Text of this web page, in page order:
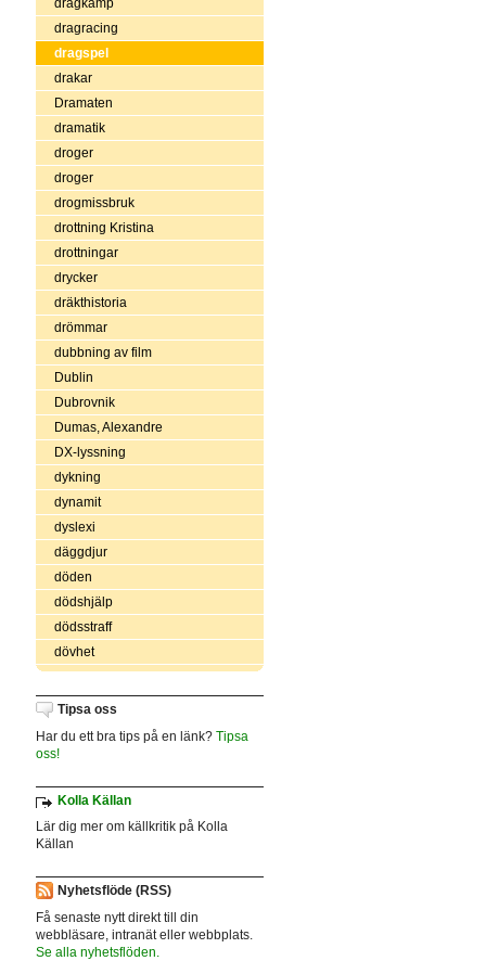
dragkamp
dragracing
dragspel
drakar
Dramaten
dramatik
droger
droger
drogmissbruk
drottning Kristina
drottningar
drycker
dräkthistoria
drömmar
dubbning av film
Dublin
Dubrovnik
Dumas, Alexandre
DX-lyssning
dykning
dynamit
dyslexi
däggdjur
döden
dödshjälp
dödsstraff
dövhet
Tipsa oss
Har du ett bra tips på en länk? Tipsa
oss!
Kolla Källan
Lär dig mer om källkritik på Kolla
Källan
Nyhetsflöde (RSS)
Få senaste nytt direkt till din
webbläsare, intranät eller webbplats.
Se alla nyhetsflöden.